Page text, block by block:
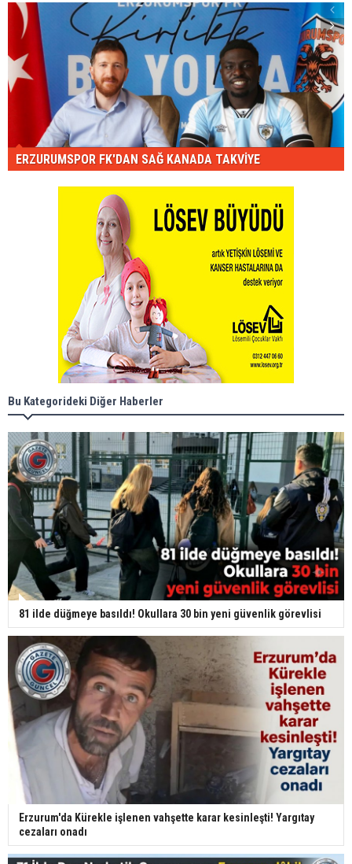
ERZURUMSPOR FK'DAN SAĞ KANADA TAKVİYE
Bu Kategorideki Diğer Haberler
81 ilde düğmeye basıldı! Okullara 30 bin yeni güvenlik görevlisi
Erzurum'da Kürekle işlenen vahşette karar kesinleşti! Yargıtay
cezaları onadı